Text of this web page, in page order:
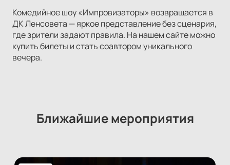
Комедийное шоу «Импровизаторы» возвращается в
ДК Ленсовета — яркое представление без сценария,
где зрители задают правила. На нашем сайте можно
купить билеты и стать соавтором уникального
вечера.
Ближайшие мероприятия